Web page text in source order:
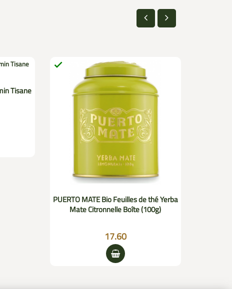
Tisane

PUERTO MATE Bio Feuilles de thé Yerba
Mate Citronnelle Boîte (100g)
17.60